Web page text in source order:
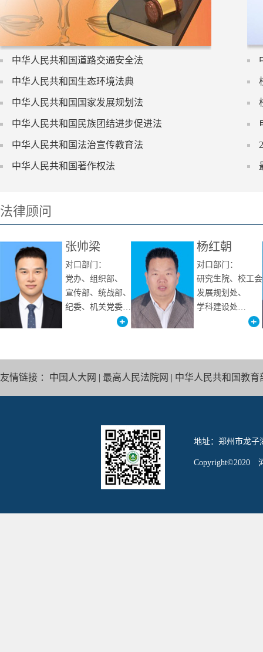
中华人民共和国道路交通安全法
中华人民共和国生态环境法典
中华人民共和国国家发展规划法
中华人民共和国民族团结进步促进法
中华人民共和国法治宣传教育法
中华人民共和国著作权法
法律顾问
张帅梁
对口部门：
党办、组织部、
宣传部、统战部、
纪委、机关党委…
杨红朝
对口部门：
研究生院、校工会
发展规划处、
学科建设处…
友情链接 ： 中国人大网 | 最高人民法院网 | 中华人民共和国教育
地址：郑州市龙子
Copyright©2020